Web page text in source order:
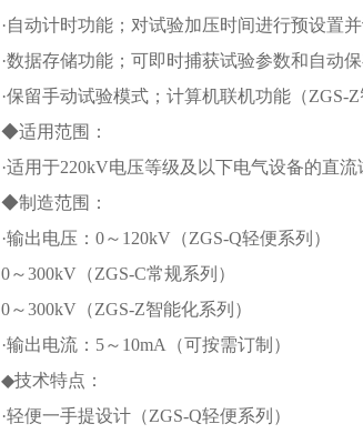
·自动计时功能；对试验加压时间进行预设置
·数据存储功能；可即时捕获试验参数和自动
·保留手动试验模式；计算机联机功能（ZGS-Z
◆适用范围：
·适用于220kV电压等级及以下电气设备的直流
◆制造范围：
·输出电压：0～120kV（ZGS-Q轻便系列）
0～300kV（ZGS-C常规系列）
0～300kV（ZGS-Z智能化系列）
·输出电流：5～10mA（可按需订制）
◆技术特点：
·轻便一手提设计（ZGS-Q轻便系列）